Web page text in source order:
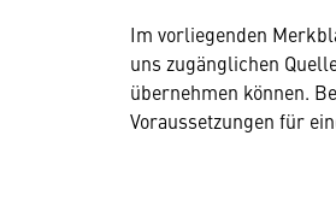
Im vorliegenden
uns zugänglichen
übernehmen können.
Voraussetzungen für